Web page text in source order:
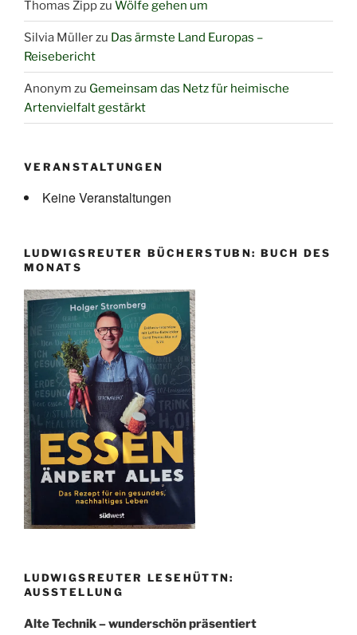
Thomas Zippzu Wölfe gehen um
Silvia Müllerzu Das ärmste Land Europas –
Reisebericht
Anonym zu Gemeinsam das Netz für heimische
Artenvielfalt gestärkt
VERANSTALTUNGEN
Keine Veranstaltungen
LUDWIGSREUTER BÜCHERSTUBN: BUCH DES
MONATS
LUDWIGSREUTER LESEHÜTTN:
AUSSTELLUNG
Alte Technik – wunderschön präsentiert